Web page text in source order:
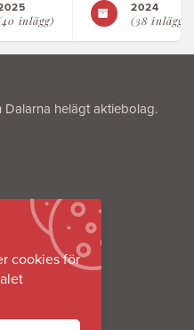
inlägg)
2024
(38 inlägg)
Dalarna helägt aktiebolag.
cookies för